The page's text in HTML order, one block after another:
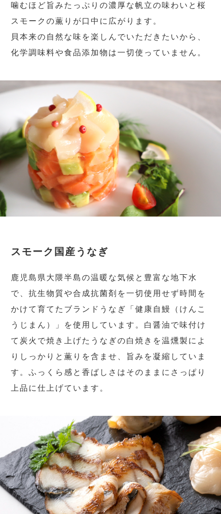
噛むほど旨みたっぷりの濃厚な帆立の味わいと桜
スモークの薫りが口中に広がります。
貝本来の自然な味を楽しんでいただきたいから、
化学調味料や食品添加物は一切使っていません。
スモーク国産うなぎ
鹿児島県大隈半島の温暖な気候と豊富な地下水
で、抗生物質や合成抗菌剤を一切使用せず時間を
かけて育てたブランドうなぎ「健康自鰻（けんこ
うじまん）」を使用しています。白醤油で味付け
て炭火で焼き上げたうなぎの白焼きを温燻製によ
りしっかりと薫りを含ませ、旨みを凝縮していま
す。ふっくら感と香ばしさはそのままにさっぱり
上品に仕上げています。